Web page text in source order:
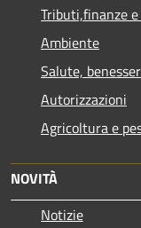
Tributi,finanze
Ambiente
Salute,
Autorizzazioni
Agricoltura e
NOVITÀ
Notizie